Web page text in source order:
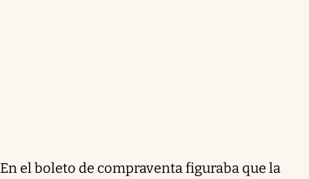
En el boleto de compraventa figuraba que la